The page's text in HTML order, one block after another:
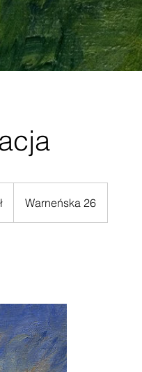
Warneńska 26